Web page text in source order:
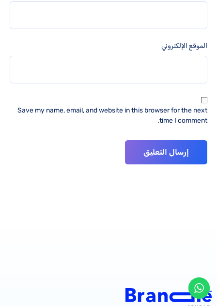
الموقع الإلكتروني
Save my name, email, and website in this browser for the next
time I comment.